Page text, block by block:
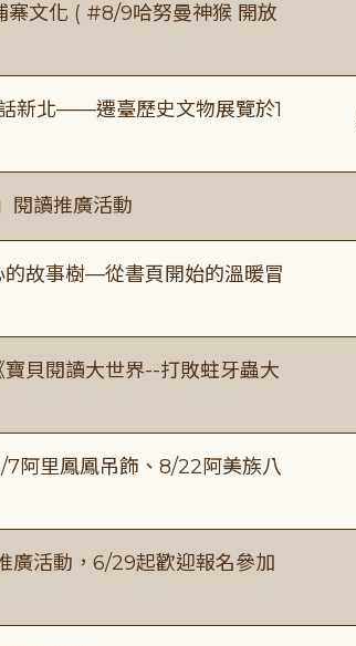
寨文化 ( #8/9哈努曼神猴 開放
新北——遷臺歷史文物展覽於1
閱讀推廣活動
的故事樹—從書頁開始的溫暖冒
寶貝閱讀大世界--打敗蛀牙蟲大
7阿里鳳鳳吊飾、8/22阿美族八
廣活動，6/29起歡迎報名參加